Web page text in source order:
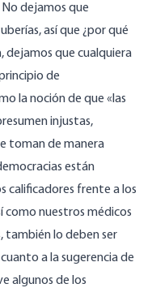
dejamos que
así que ¿por qué
dejamos que cualquiera
de
la noción de que «las
injustas,
toman de manera
están
calificadores frente a los
como nuestros médicos
también lo deben ser
a la sugerencia de
algunos de los